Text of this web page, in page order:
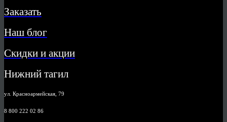
Заказать
Наш блог
Скидки и акции
Нижний тагил
ул. Красноармейская, 79
8 800 222 02 86